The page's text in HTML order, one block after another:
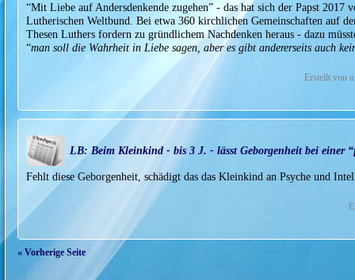
“Mit Liebe auf Andersdenkende zugehen” - das hat sich der Papst
Lutherischen Weltbund. Bei etwa 360 kirchlichen Gemeinschaften auf
Thesen Luthers fordern zu gründlichem Nachdenken heraus - dazu
“man soll die Wahrheit in Liebe sagen, aber es gibt andererseits auch
Erstellt von
LB: Beim Kleinkind - bis 3 J. - lässt Geborgenheit bei einer
Fehlt diese Geborgenheit, schädigt das das Kleinkind an Psyche und
« Vorherige Seite